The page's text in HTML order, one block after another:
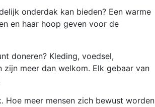
onderdak kan bieden? Een warme
en haar hoop geven voor de
doneren? Kleding, voedsel,
meer dan welkom. Elk gebaar van
Hoe meer mensen zich bewust worden